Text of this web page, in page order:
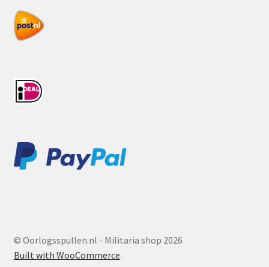
© Oorlogsspullen.nl - Militaria shop 2026
Built with WooCommerce.